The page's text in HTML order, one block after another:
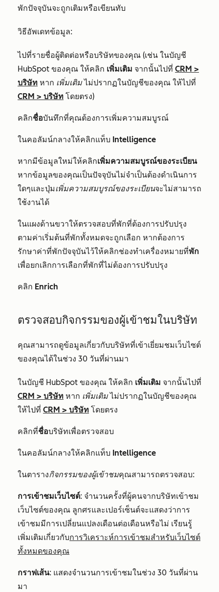
พักปัจจุบันจะถูกเติมหรือเขียนทับ
วิธีอัพเดทข้อมูล:
ไปที่รายชื่อผู้ติดต่อหรือบริษัทของคุณ (เช่น ในบัญชี
HubSpot ของคุณ ให้คลิก เพิ่มเติม จากนั้นไปที่ CRM >
บริษัท หาก เพิ่มเติมไม่ปรากฏในบัญชีของคุณ ให้ไปที่
CRM > บริษัท โดยตรง)
คลิกชื่อบันทึกที่คุณต้องการเพิ่มความสมบูรณ์
ในคอลัมน์กลางให้คลิกแท็บ Intelligence
หากมีข้อมูลใหม่ให้คลิกเพิ่มความสมบูรณ์ของระเบียน
หากข้อมูลของคุณเป็นปัจจุบันไม่จำเป็นต้องดำเนินการ
ใดๆและปุ่มเพิ่มความสมบูรณ์ของระเบียนจะไม่สามารถ
ใช้งานได้
ในแผงด้านขวาให้ตรวจสอบที่พักที่ต้องการปรับปรุง
ตามค่าเริ่มต้นที่พักทั้งหมดจะถูกเลือก หากต้องการ
รักษาค่าที่พักปัจจุบันไว้ให้คลิกช่องทำเครื่องหมายที่พัก
เพื่อยกเลิกการเลือกที่พักที่ไม่ต้องการปรับปรุง
คลิก Enrich
ตรวจสอบกิจกรรมของผู้เข้าชมในบริษัท
คุณสามารถดูข้อมูลเกี่ยวกับบริษัทที่เข้าเยี่ยมชมเว็บไซต์
ของคุณได้ในช่วง 30 วันที่ผ่านมา
ในบัญชี HubSpot ของคุณ ให้คลิก เพิ่มเติม จากนั้นไปที่
CRM > บริษัท หาก เพิ่มเติมไม่ปรากฏในบัญชีของคุณ
ให้ไปที่ CRM > บริษัท โดยตรง
คลิกที่ชื่อบริษัทเพื่อตรวจสอบ
ในคอลัมน์กลางให้คลิกแท็บ Intelligence
ในตารางกิจกรรมของผู้เข้าชมคุณสามารถตรวจสอบ:
การเข้าชมเว็บไซต์: จำนวนครั้งที่ผู้คนจากบริษัทเข้าชม
เว็บไซต์ของคุณ ลูกศรและเปอร์เซ็นต์จะแสดงว่าการ
เข้าชมมีการเปลี่ยนแปลงเดือนต่อเดือนหรือไม่ เรียนรู้
เพิ่มเติมเกี่ยวกับการวิเคราะห์การเข้าชมสำหรับเว็บไซต์
ทั้งหมดของคุณ
กราฟเส้น: แสดงจำนวนการเข้าชมในช่วง 30 วันที่ผ่าน
มา